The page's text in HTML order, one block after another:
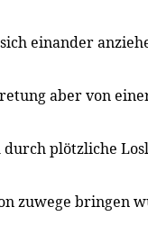
einander
aber von
plötzliche
zuwege bringen